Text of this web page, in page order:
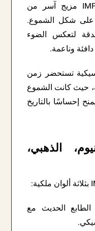
في قلب مجموعة IMPÉRATRICE مزيج آسر من
على شكل الشموع.
لتعكس الضوء
وناعمة.
تستحضر زمن
حيث كانت الشموع
إحساسًا بالتاريخ
الذهبي،
الحديث مع